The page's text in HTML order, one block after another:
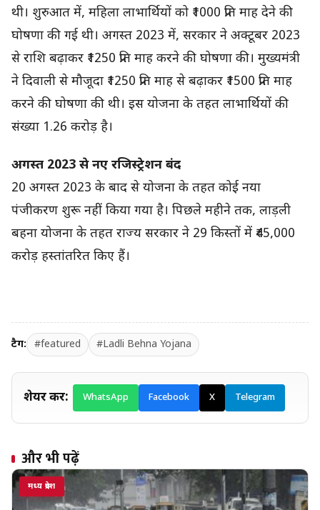
थी। शुरुआत में, महिला लाभार्थियों को ₹1000 प्रति माह देने की
घोषणा की गई थी। अगस्त 2023 में, सरकार ने अक्टूबर 2023
से राशि बढ़ाकर ₹1250 प्रति माह करने की घोषणा की। मुख्यमंत्री
ने दिवाली से मौजूदा ₹1250 प्रति माह से बढ़ाकर ₹1500 प्रति माह
करने की घोषणा की थी। इस योजना के तहत लाभार्थियों की
संख्या 1.26 करोड़ है।
अगस्त 2023 से नए रजिस्ट्रेशन बंद
20 अगस्त 2023 के बाद से योजना के तहत कोई नया
पंजीकरण शुरू नहीं किया गया है। पिछले महीने तक, लाड़ली
बहना योजना के तहत राज्य सरकार ने 29 किस्तों में ₹45,000
करोड़ हस्तांतरित किए हैं।
टैग: #featured #Ladli Behna Yojana
शेयर करें: WhatsApp Facebook X Telegram
और भी पढ़ें
मध्य प्रदेश